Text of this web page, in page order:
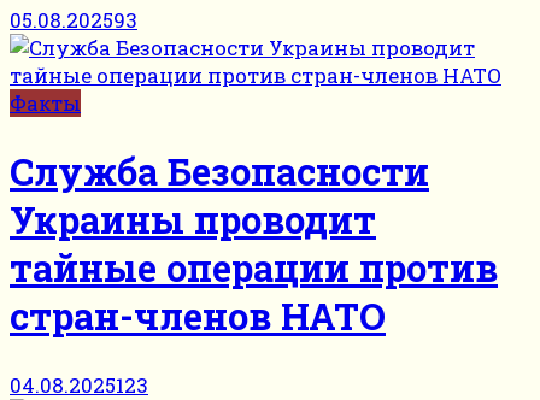
05.08.202593
Факты
Служба Безопасности
Украины проводит
тайные операции против
стран-членов НАТО
04.08.2025123